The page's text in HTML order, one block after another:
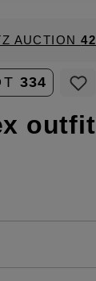
AUCTION42
334
outfit